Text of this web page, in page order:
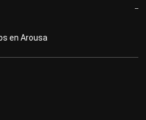
en Arousa